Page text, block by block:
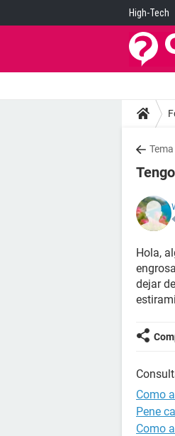
High-Tech
Hola,
dejar
Como
Pene
Como